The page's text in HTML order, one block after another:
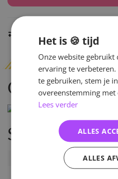
Omschrijving
Specificaties
Artikelnummer
Het is 🍪 tijd
Onze website gebruikt
ervaring te
te gebruiken, stem je
overeenstemming met
Lees verder
ALLES
ALLES